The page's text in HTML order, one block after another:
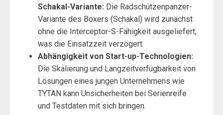
Schakal-Variante: Die Radschützenpanzer-
Variante des Boxers (Schakal) wird zunächst
ohne die Interceptor-S-Fähigkeit ausgeliefert,
was die Einsatzzeit verzögert.
Abhängigkeit von Start-up-Technologien:
Die Skalierung und Langzeitverfügbarkeit von
Lösungen eines jungen Unternehmens wie
TYTAN kann Unsicherheiten bei Serienreife
und Testdaten mit sich bringen.